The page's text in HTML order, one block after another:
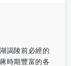
謁陵前必經的
時期豐富的各